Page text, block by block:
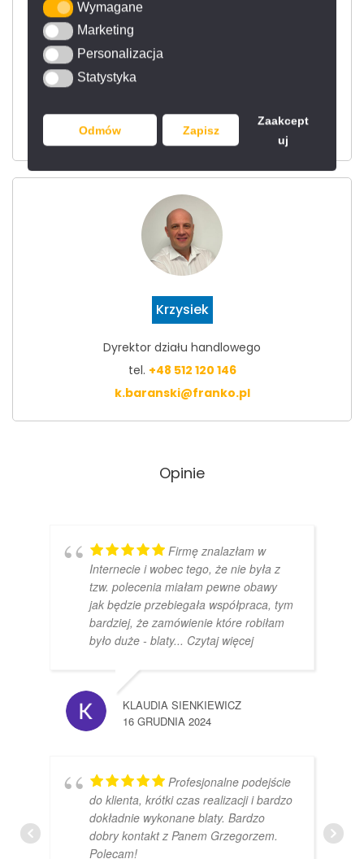
WymaganeWymagane
MarketingMarketing
Personalizacja
Personalizacja
StatystykaStatystyka
Odmów Zapisz
Zaakcept
uj
Damian
Doradca techniczno - handlowy
d.hilmanowicz@franko.pl
Krzysiek
Dyrektor działu handlowego
tel. +48 512 120 146
k.baranski@franko.pl
Opinie
Firmę znalazłam w
Internecie i wobec tego, że nie była z
tzw. polecenia miałam pewne obawy
jak będzie przebiegała współpraca, tym
bardziej, że zamówienie które robiłam
było duże - blaty... Czytaj więcej
KLAUDIA SIENKIEWICZ
16 GRUDNIA 2024
Profesjonalne podejście
do klienta, krótki czas realizacji i bardzo
dokładnie wykonane blaty. Bardzo
dobry kontakt z Panem Grzegorzem.
Polecam!